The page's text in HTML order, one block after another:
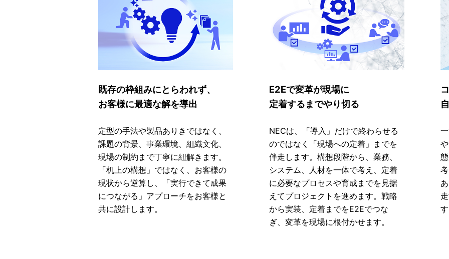
既存の枠組みにとらわれず、
お客様に最適な解を導出
定型の手法や製品ありきではなく、
課題の背景、事業環境、組織文化、
現場の制約まで丁寧に紐解きます。
「机上の構想」ではなく、お客様の
現状から逆算し、「実行できて成果
につながる」アプローチをお客様と
共に設計します。
E2Eで変革が現場に
定着するまでやり切る
NECは、「導入」だけで終わらせる
のではなく「現場への定着」までを
伴走します。構想段階から、業務、
システム、人材を一体で考え、定着
に必要なプロセスや育成までを見据
えてプロジェクトを進めます。戦略
から実装、定着までをE2Eでつな
ぎ、変革を現場に根付かせます。
す